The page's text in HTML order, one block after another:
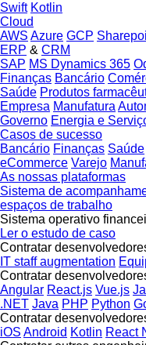
Swift Kotlin
Cloud
AWS Azure GCP
ERP & CRM
SAP MS Dynamics 365
Finanças Bancário
Saúde Produtos
Empresa Manufatura
Governo Energia e
Casos de sucesso
Bancário Finanças Saúde
eCommerce Varejo
As nossas plataformas
Sistema de
espaços de trabalho
Sistema operativo
Ler o estudo de caso
Contratar
IT staff augmentation
Contratar
Angular React.js Vue.js
.NET Java PHP Python
Contratar
iOS Android Kotlin React